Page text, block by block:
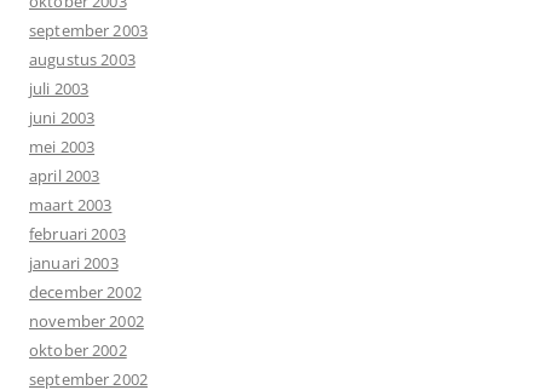
september 2003
augustus 2003
juli 2003
juni 2003
mei 2003
april 2003
maart 2003
februari 2003
januari 2003
december 2002
november 2002
oktober 2002
september 2002